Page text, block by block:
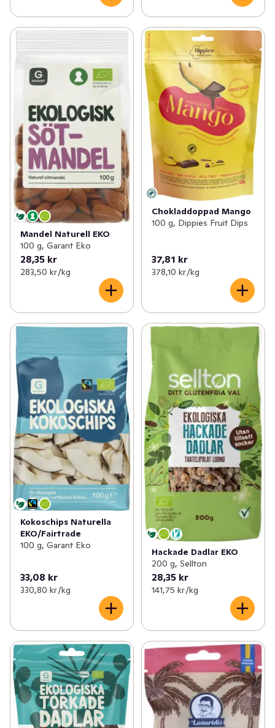
Mandel Naturell EKO
100 g, Garant Eko
28,35 kr
283,50 kr /kg
Chokladdoppad Mango
100 g, Dippies Fruit Dips
37,81 kr
378,10 kr /kg
Kokoschips Naturella
EKO/Fairtrade
100 g, Garant Eko
33,08 kr
330,80 kr /kg
Hackade Dadlar EKO
200 g, Sellton
28,35 kr
141,75 kr /kg